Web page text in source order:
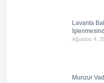
Lavanta
Ağustos 4,
Munzur